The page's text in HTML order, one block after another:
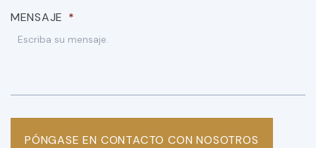
MENSAJE *
PÓNGASE EN CONTACTO CON NOSOTROS